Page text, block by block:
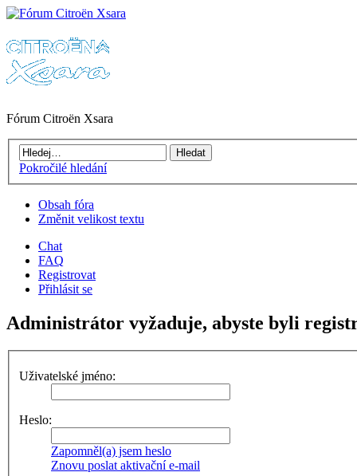
Fórum Citroën Xsara
Pokročilé hledání
Obsah fóra
Změnit velikost textu
Chat
FAQ
Registrovat
Přihlásit se
Administrátor vyžaduje, abyste byli
Uživatelské jméno:
Heslo:
Zapomněl(a) jsem heslo
Znovu poslat aktivační e-mail